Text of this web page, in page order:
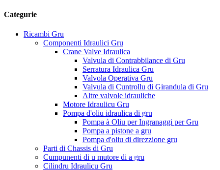
Categurie
Ricambi Gru
Componenti Idraulici Gru
Crane Valve Idraulica
Valvula di Contrabbilance di Gru
Serratura Idraulica Gru
Valvola Operativa Gru
Valvula di Cuntrollu di Girandula di Gru
Altre valvole idrauliche
Motore Idraulicu Gru
Pompa d'oliu idraulica di gru
Pompa à Oliu per Ingranaggi per Gru
Pompa a pistone a gru
Pompa d'oliu di direzzione gru
Parti di Chassis di Gru
Cumpunenti di u mutore di a gru
Cilindru Idraulicu Gru